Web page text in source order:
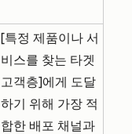
[특정 제품이나 서
비스를 찾는 타겟
고객층]에게 도달
하기 위해 가장 적
합한 배포 채널과